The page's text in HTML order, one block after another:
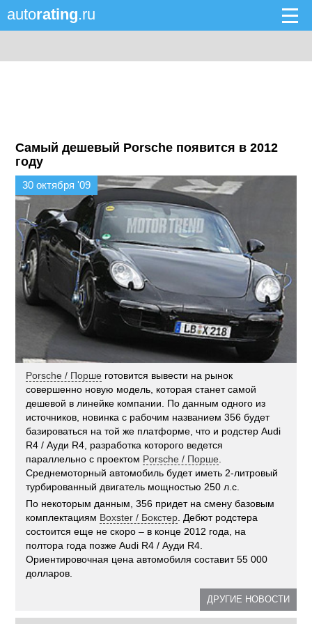
autorating.ru
Самый дешевый Porsche появится в 2012
году
30 октября '09
Porsche / Порше готовится вывести на рынок
совершенно новую модель, которая станет самой
дешевой в линейке компании. По данным одного из
источников, новинка с рабочим названием 356 будет
базироваться на той же платформе, что и родстер Audi
R4 / Ауди R4, разработка которого ведется
параллельно с проектом Porsche / Порше.
Среднемоторный автомобиль будет иметь 2-литровый
турбированный двигатель мощностью 250 л.с.
По некоторым данным, 356 придет на смену базовым
комплектациям Boxster / Бокстер. Дебют родстера
состоится еще не скоро – в конце 2012 года, на
полтора года позже Audi R4 / Ауди R4.
Ориентировочная цена автомобиля составит 55 000
долларов.
ДРУГИЕ НОВОСТИ